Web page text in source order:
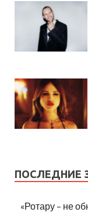
ПОСЛЕДНИЕ
«Ротару – не